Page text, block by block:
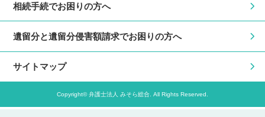
相続手続でお困りの方へ
遺留分と遺留分侵害額請求でお困りの方へ
サイトマップ
Copyright© 弁護士法人 みそら総合. All Rights Reserved.